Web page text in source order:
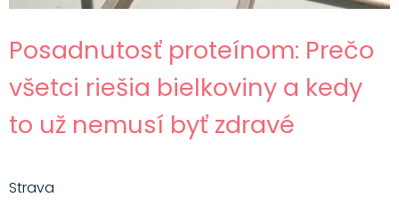
Posadnutosť proteínom: Prečo
všetci riešia bielkoviny a kedy
to už nemusí byť zdravé
Strava